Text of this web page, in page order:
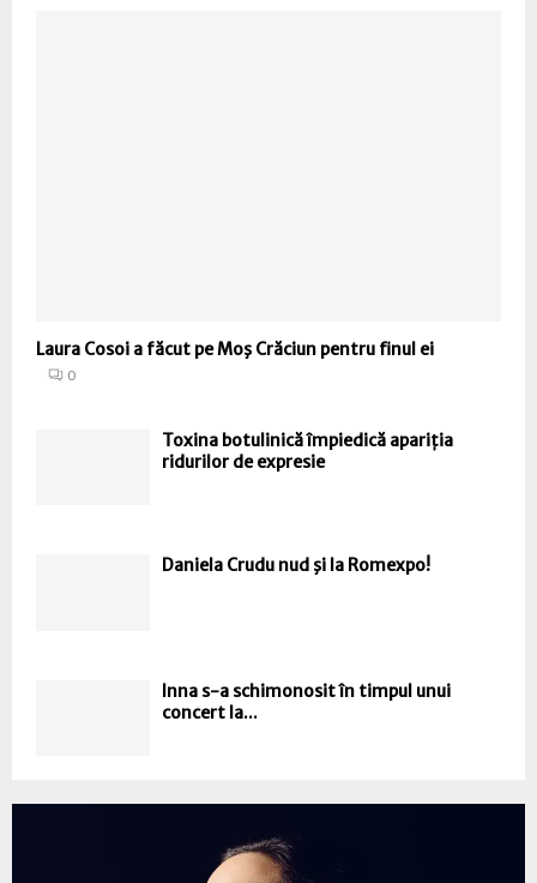
Laura Cosoi a făcut pe Moş Crăciun pentru finul ei
0
Toxina botulinică împiedică apariția
ridurilor de expresie
Daniela Crudu nud şi la Romexpo!
Inna s-a schimonosit în timpul unui
concert la...